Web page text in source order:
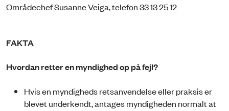
Områdechef Susanne Veiga, telefon 33 13 25 12
FAKTA
Hvordan retter en myndighed op på fejl?
Hvis en myndigheds retsanvendelse eller praksis er
blevet underkendt, antages myndigheden normalt at